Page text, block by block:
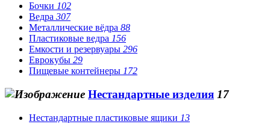
Бочки 102
Ведра 307
Металлические вёдра 88
Пластиковые ведра 156
Емкости и резервуары 296
Еврокубы 29
Пищевые контейнеры 172
Нестандартные изделия 17
Нестандартные пластиковые ящики 13